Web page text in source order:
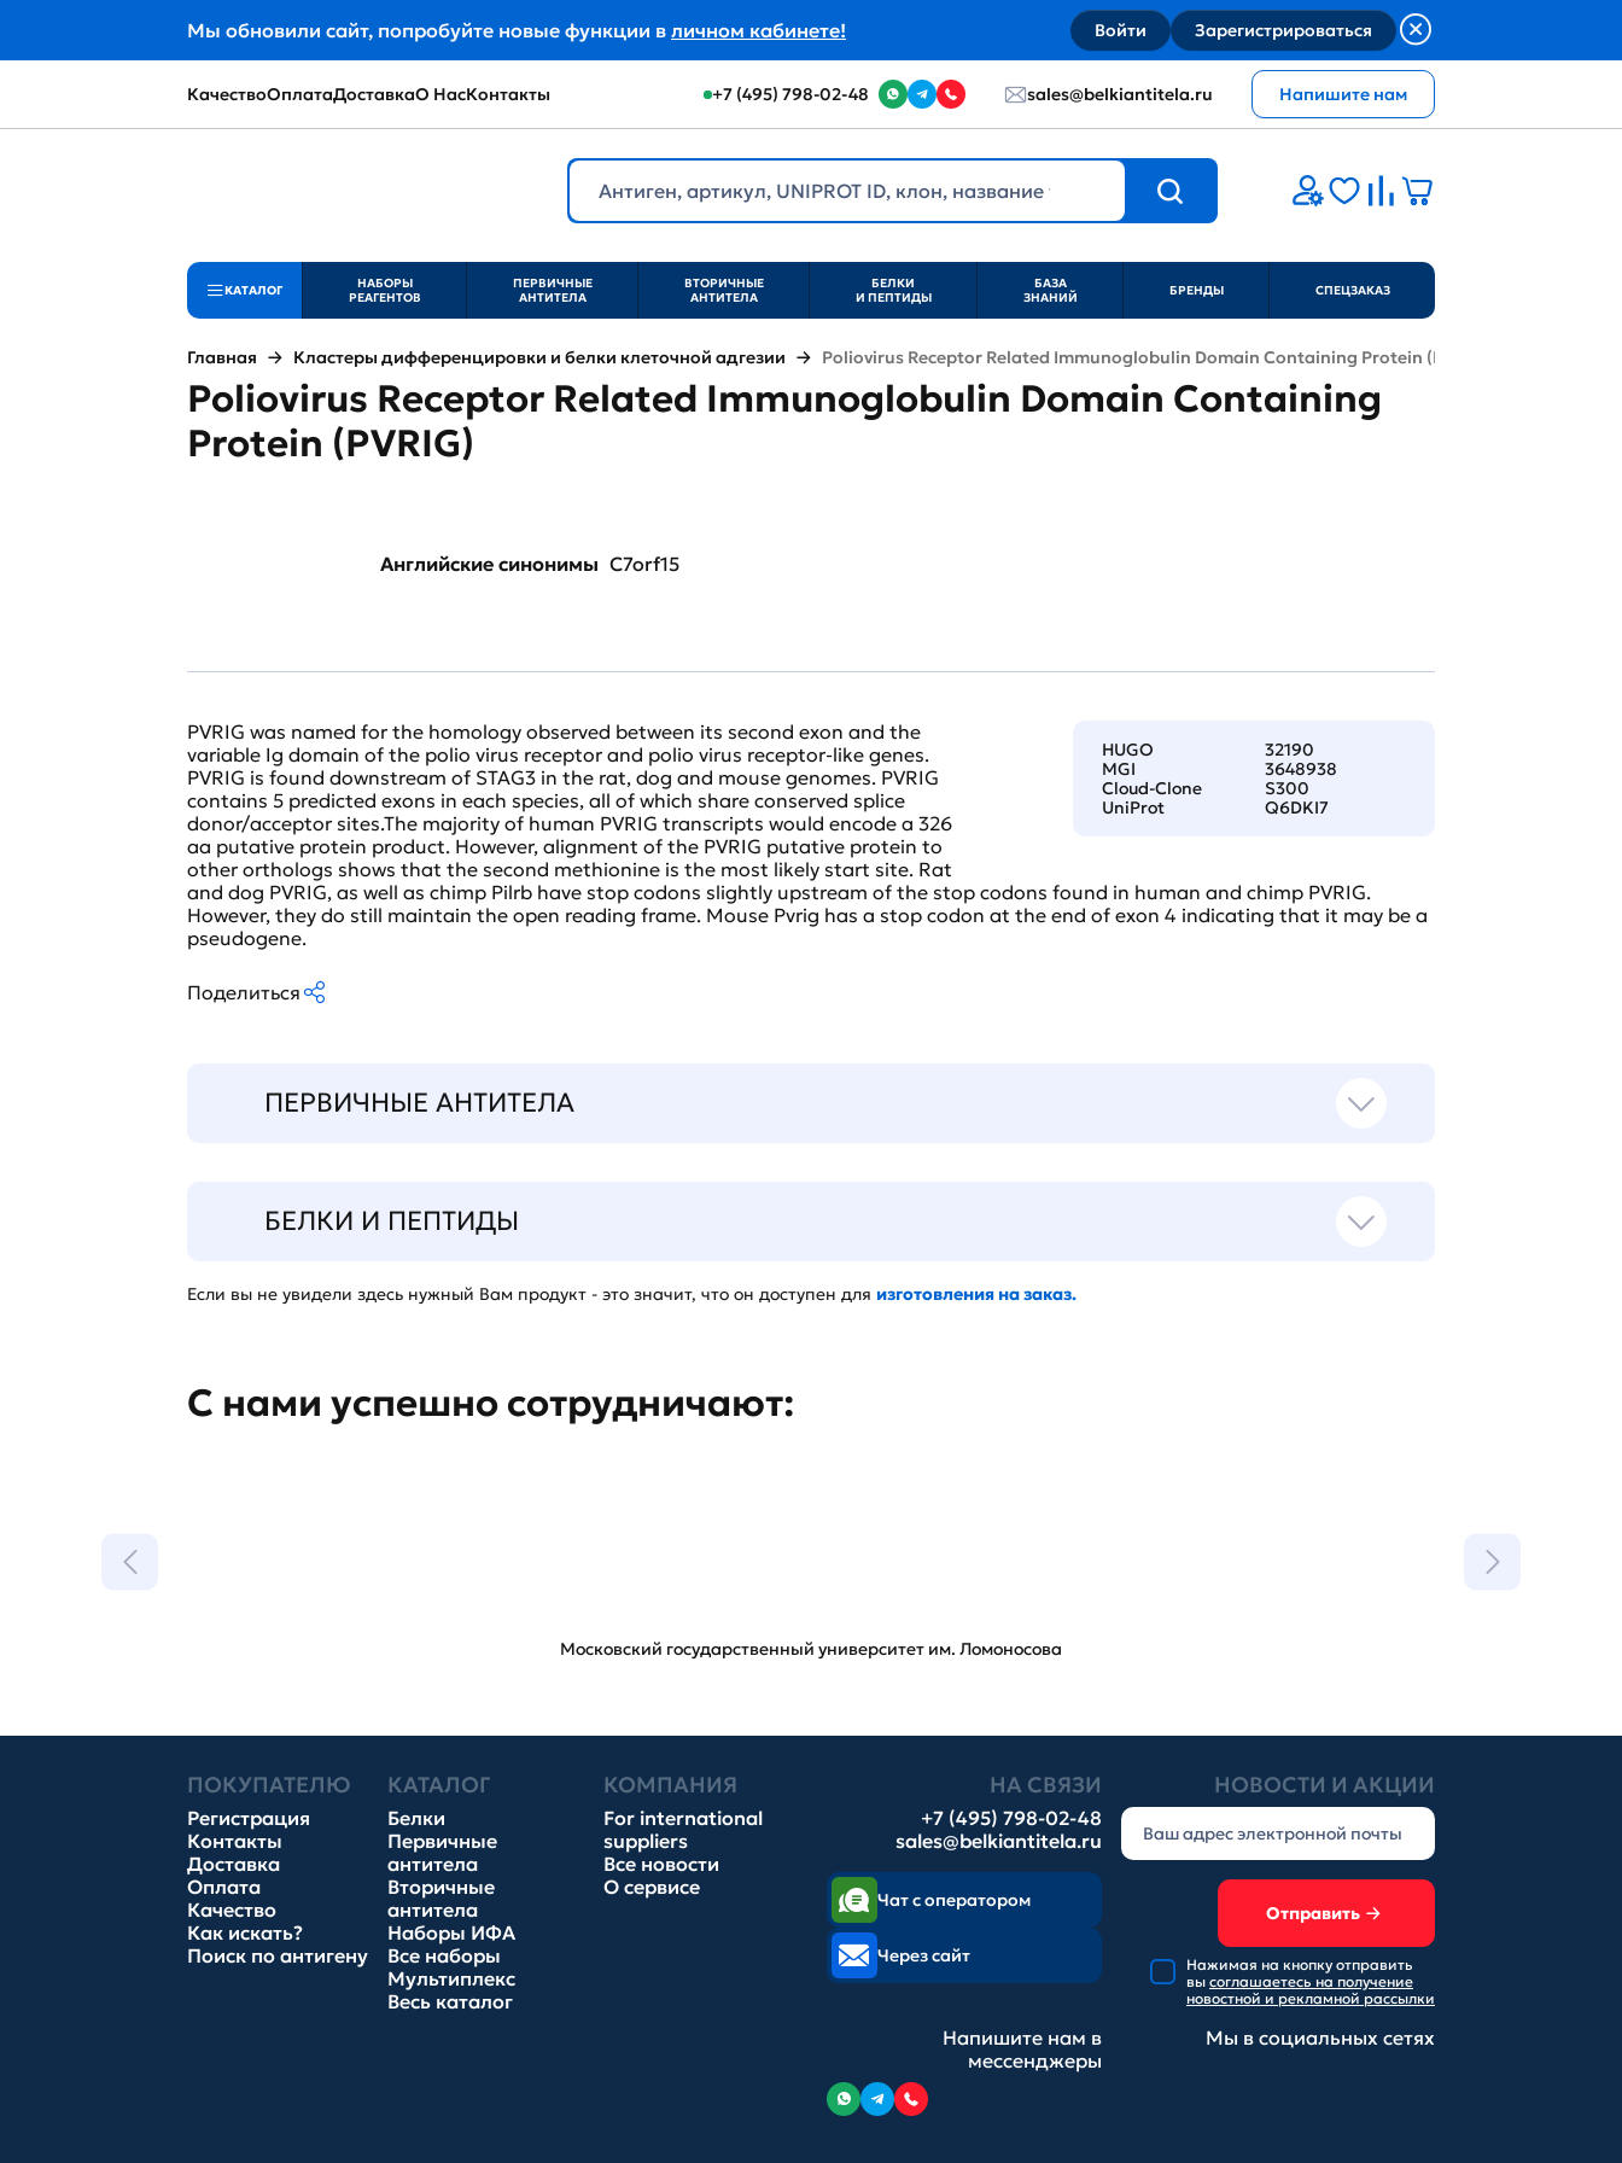
Мы обновили сайт, попробуйте новые функции в личном кабинете! Войти Зарегистрироваться
КачествоОплатаДоставкаО НасКонтакты +7 (495) 798-02-48 sales@belkiantitela.ru Напишите нам
КАТАЛОГ
НАБОРЫ
РЕАГЕНТОВ
ПЕРВИЧНЫЕ
АНТИТЕЛА
ВТОРИЧНЫЕ
АНТИТЕЛА
БЕЛКИ
И ПЕПТИДЫ
БАЗА
ЗНАНИЙ
БРЕНДЫ СПЕЦЗАКАЗ
Главная Кластеры дифференцировки и белки клеточной адгезии Poliovirus Receptor Related Immunoglobulin Domain Containing Protein (PVRIG)
Poliovirus Receptor Related Immunoglobulin Domain Containing
Protein (PVRIG)
Английские синонимы C7orf15
HUGO
32190
MGI
3648938
Cloud-Clone
S300
UniProt
Q6DKI7
PVRIG was named for the homology observed between its second exon and the
variable Ig domain of the polio virus receptor and polio virus receptor-like genes.
PVRIG is found downstream of STAG3 in the rat, dog and mouse genomes. PVRIG
contains 5 predicted exons in each species, all of which share conserved splice
donor/acceptor sites.The majority of human PVRIG transcripts would encode a 326
aa putative protein product. However, alignment of the PVRIG putative protein to
other orthologs shows that the second methionine is the most likely start site. Rat
and dog PVRIG, as well as chimp Pilrb have stop codons slightly upstream of the stop codons found in human and chimp PVRIG.
However, they do still maintain the open reading frame. Mouse Pvrig has a stop codon at the end of exon 4 indicating that it may be a
pseudogene.
Поделиться
ПЕРВИЧНЫЕ АНТИТЕЛА
БЕЛКИ И ПЕПТИДЫ
Если вы не увидели здесь нужный Вам продукт - это значит, что он доступен для изготовления на заказ.
С нами успешно сотрудничают:
Московский государственный университет им. Ломоносова
ПОКУПАТЕЛЮ
Регистрация
Контакты
Доставка
Оплата
Качество
Как искать?
Поиск по антигену
КАТАЛОГ
Белки
Первичные
антитела
Вторичные
антитела
Наборы ИФА
Все наборы
Мультиплекс
Весь каталог
КОМПАНИЯ
For international
suppliers
Все новости
О сервисе
НА СВЯЗИ
+7 (495) 798-02-48
sales@belkiantitela.ru
НОВОСТИ И АКЦИИ
Отправить
Нажимая на кнопку отправить
вы соглашаетесь на получение
новостной и рекламной рассылки
Чат с оператором
Через сайт
Напишите нам в
мессенджеры
Мы в социальных сетях